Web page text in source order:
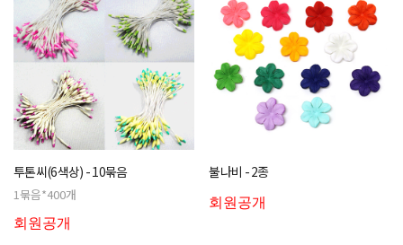
투톤씨(6색상) - 10묶음
1묶음*400개
회원공개
불나비 - 2종
회원공개